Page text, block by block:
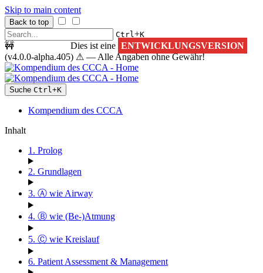
Skip to main content
Back to top
Ctrl+K
🚧 Dies ist eine ENTWICKLUNGSVERSION
(v4.0.0-alpha.405) ⚠ — Alle Angaben ohne Gewähr!
Suche Ctrl+K
Kompendium des CCCA
Inhalt
1. Prolog
2. Grundlagen
3. Ⓐ wie Airway
4. Ⓑ wie (Be-)Atmung
5. Ⓒ wie Kreislauf
6. Patient Assessment & Management